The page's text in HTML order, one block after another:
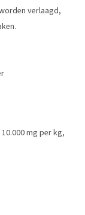
verlaagd,
mg per kg,